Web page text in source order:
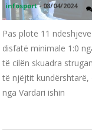
infosport -08/04/2024
Pas plotë 11
disfatë minimale 1:0
të cilën skuadra
të njëjtit kundërshtarë,
nga Vardari ishin